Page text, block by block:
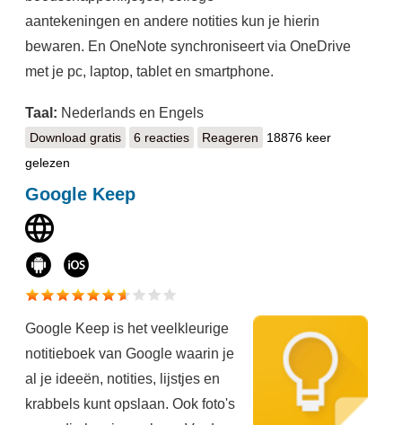
aantekeningen en andere notities kun je hierin
bewaren. En OneNote synchroniseert via OneDrive
met je pc, laptop, tablet en smartphone.
Taal: Nederlands en Engels
Download gratisMicrosoft OneNote
6 reacties Reageren
18876 keer
gelezen
Google Keep
Google Keep is het veelkleurige
notitieboek van Google waarin je
al je ideeën, notities, lijstjes en
krabbels kunt opslaan. Ook foto's